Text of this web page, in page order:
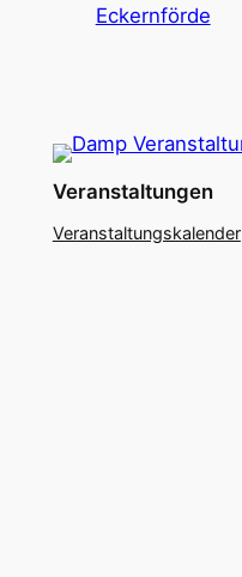
Eckernförde
Veranstaltungen
Veranstaltungskalender